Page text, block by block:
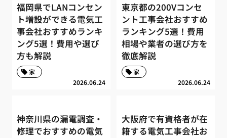
福岡県でLANコンセン
ト増設ができる電気工
事会社おすすめランキ
ング5選！費用や選び
方も解説
2026.06.24
家
東京都の200Vコンセ
ント工事会社おすすめ
ランキング5選！費用
相場や業者の選び方を
徹底解説
2026.06.24
家
神奈川県の漏電調査・
修理でおすすめの電気
大阪府で有資格者が在
籍する電気工事会社お